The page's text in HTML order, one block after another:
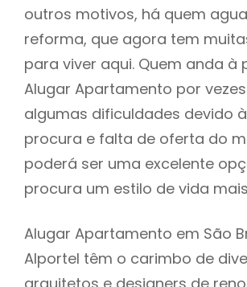
outros motivos, há quem
reforma, que agora tem
para viver aqui. Quem anda à
Alugar Apartamento por
algumas dificuldades devido
procura e falta de oferta do
poderá ser uma excelente
procura um estilo de vida
Alugar Apartamento em São
Alportel têm o carimbo de